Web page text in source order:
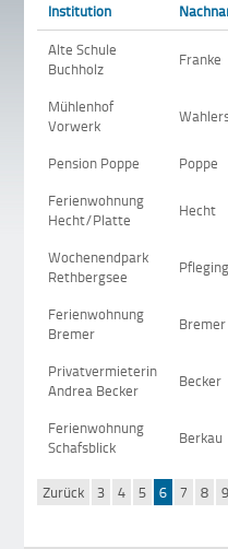
Institution
Alte Schule
Buchholz
Franke
Mühlenhof
Vorwerk
Pension Poppe Poppe
Ferienwohnung
Hecht/Platte
Hecht
Wochenendpark
Rethbergsee
Pfleging
Ferienwohnung
Bremer
Bremer
Privatvermieterin
Andrea Becker
Becker
Ferienwohnung
Schafsblick
Berkau
Zurück 3 4 5 6 7 8 9